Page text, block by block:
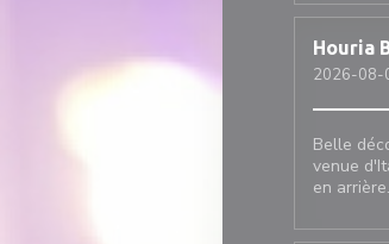
Houria
2026-08-
Belle
venue
en